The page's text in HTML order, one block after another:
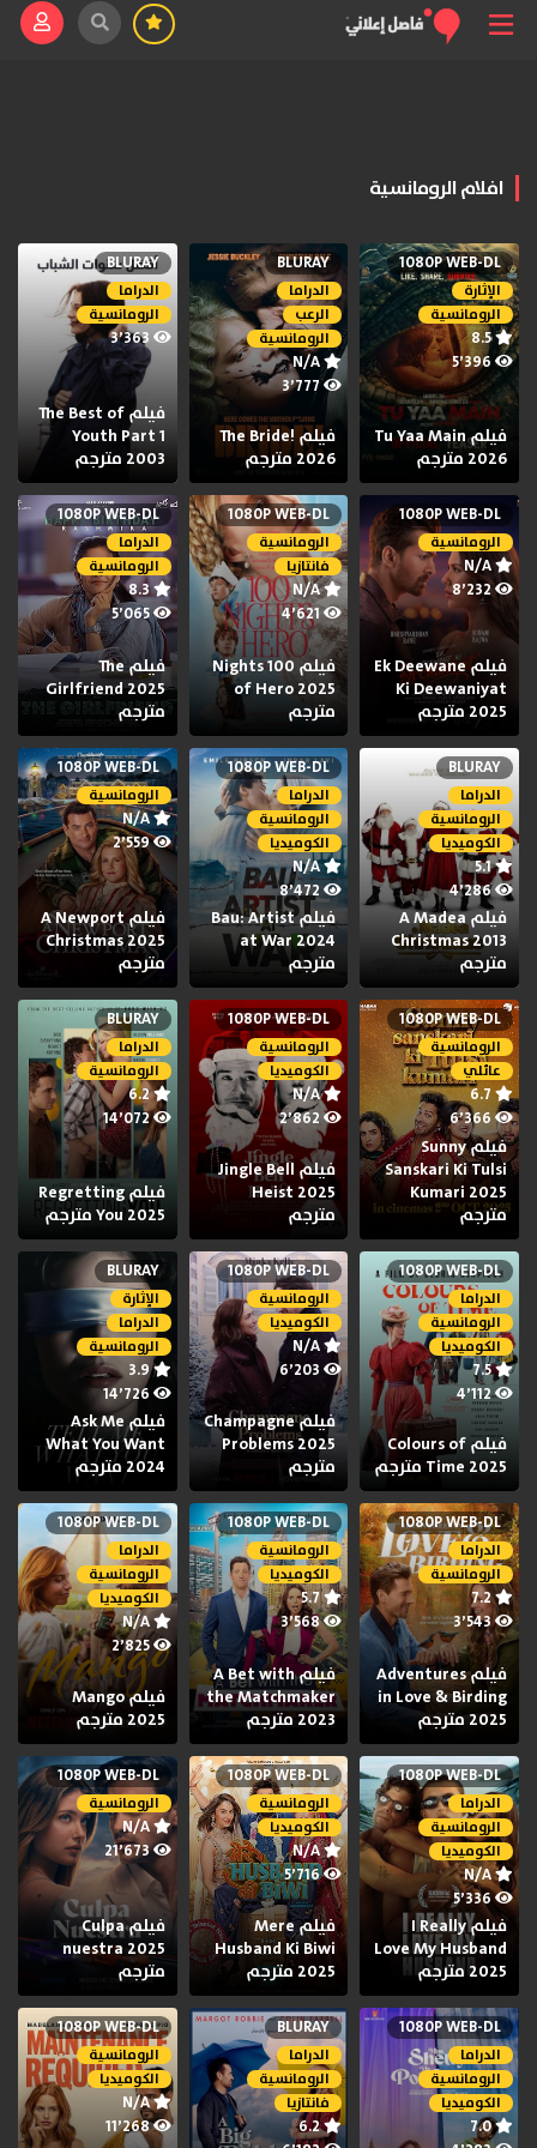
افلام الرومانسية
1080P WEB-DL
الإثارة
الرومانسية
8.5
فيلم Tu Yaa Main
2026 مترجم
BLURAY
الدراما
الرعب
الرومانسية
N/A
3٬777
فيلم The Bride!
2026 مترجم
BLURAY
الدراما
الرومانسية
فيلم The Best of
Youth Part 1
2003 مترجم
1080P WEB-DL
الرومانسية
8٬232
فيلم Ek Deewane
Ki Deewaniyat
2025 مترجم
1080P WEB-DL
الرومانسية
فانتازيا
N/A
4٬621
فيلم 100 Nights
of Hero 2025
مترجم
1080P WEB-DL
الدراما
الرومانسية
8.3
5٬065
فيلم The
Girlfriend 2025
مترجم
BLURAY
الدراما
الرومانسية
الكوميديا
5.1
4٬286
فيلم A Madea
Christmas 2013
مترجم
1080P WEB-DL
الدراما
الرومانسية
الكوميديا
N/A
8٬472
فيلم Bau: Artist
at War 2024
مترجم
1080P WEB-DL
الرومانسية
N/A
2٬559
فيلم A Newport
Christmas 2025
مترجم
1080P WEB-DL
الرومانسية
عائلي
6.7
6٬366
فيلم Sunny
Sanskari Ki Tulsi
Kumari 2025
مترجم
1080P WEB-DL
الرومانسية
الكوميديا
N/A
2٬862
فيلم Jingle Bell
Heist 2025
مترجم
BLURAY
الدراما
الرومانسية
6.2
14٬072
فيلم Regretting
You 2025 مترجم
1080P WEB-DL
الدراما
الرومانسية
الكوميديا
7.5
4٬112
فيلم Colours of
Time 2025 مترجم
1080P WEB-DL
الرومانسية
الكوميديا
N/A
6٬203
فيلم Champagne
Problems 2025
مترجم
BLURAY
الإثارة
الدراما
الرومانسية
3.9
فيلم Ask Me
What You Want
2024 مترجم
1080P WEB-DL
الدراما
الرومانسية
7.2
3٬543
فيلم Adventures
in Love & Birding
2025 مترجم
1080P WEB-DL
الرومانسية
الكوميديا
5.7
3٬568
فيلم A Bet with
the Matchmaker
2023 مترجم
1080P WEB-DL
الدراما
الرومانسية
الكوميديا
N/A
2٬825
فيلم Mango
2025 مترجم
1080P WEB-DL
الدراما
الرومانسية
الكوميديا
N/A
5٬336
فيلم I Really
Love My Husband
2025 مترجم
1080P WEB-DL
الرومانسية
الكوميديا
N/A
5٬716
فيلم Mere
Husband Ki Biwi
2025 مترجم
1080P WEB-DL
الرومانسية
N/A
21٬673
فيلم Culpa
nuestra 2025
مترجم
1080P WEB-DL
الدراما
الرومانسية
الكوميديا
7.0
BLURAY
الدراما
الرومانسية
فانتازيا
6.2
1080P WEB-DL
الرومانسية
الكوميديا
N/A
11٬268